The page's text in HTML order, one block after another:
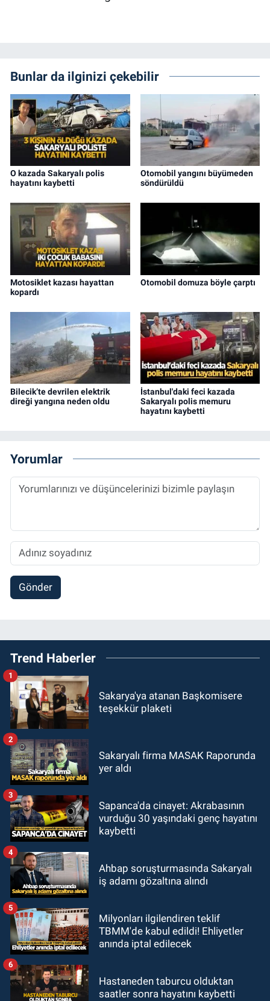
Bunlar da ilginizi çekebilir
O kazada Sakaryalı polis
hayatını kaybetti
Otomobil yangını büyümeden
söndürüldü
Motosiklet kazası hayattan
kopardı
Otomobil domuza böyle çarptı
Bilecik’te devrilen elektrik
direği yangına neden oldu
İstanbul'daki feci kazada
Sakaryalı polis memuru
hayatını kaybetti
Yorumlar
Gönder
Trend Haberler
Sakarya'ya atanan Başkomisere
teşekkür plaketi
1
Sakaryalı firma MASAK Raporunda
yer aldı
2
Sapanca'da cinayet: Akrabasının
vurduğu 30 yaşındaki genç hayatını
kaybetti
3
Ahbap soruşturmasında Sakaryalı
iş adamı gözaltına alındı
4
Milyonları ilgilendiren teklif
TBMM'de kabul edildi! Ehliyetler
anında iptal edilecek
5
Hastaneden taburcu olduktan
saatler sonra hayatını kaybetti
6